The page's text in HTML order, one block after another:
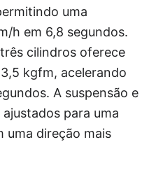
uma
h em 6,8 segundos.
cilindros oferece
kgfm, acelerando
A suspensão e
para uma
uma direção mais